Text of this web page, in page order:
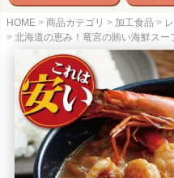
HOME 商品カテゴリ 加工食品
北海道の恵み！竜宮の賄い海鮮スー